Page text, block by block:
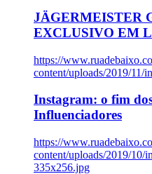
JÄGERMEISTER
EXCLUSIVO EM
https://
content/uploads/2019/11/
Instagram: o fim
Influenciadores
https://
content/uploads/2019/10/
335x256.jpg